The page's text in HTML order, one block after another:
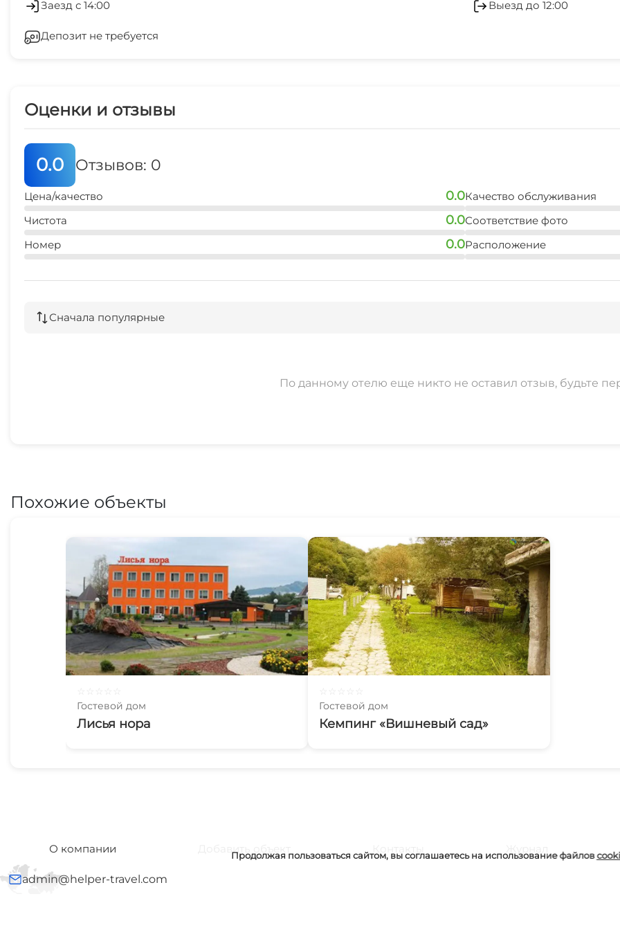
Сейф Гладильные
Прачечная
Заезд с 14:00 Выезд до 12:00
Депозит не требуется
Оценки и отзывы
0.0 Отзывов: 0
Цена/качество 0.0
Чистота 0.0
Номер 0.0
Качество обслуживания
Соответствие фото
Расположение
Сначала популярные
По данному отелю еще никто не оставил отзыв, будьте
Похожие объекты
Гостевой дом
Лисья нора
Гостевой дом
Кемпинг «Вишневый сад»
Продолжая пользоваться сайтом, вы соглашаетесь на использование файлов
О компании Добавить объект
admin@helper-travel.com